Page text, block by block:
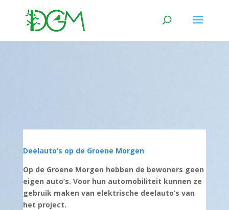
Deelauto’s op de Groene Morgen
Op de Groene Morgen hebben de bewoners geen
eigen auto’s. Voor hun automobiliteit kunnen ze
gebruik maken van elektrische deelauto’s van
het project.